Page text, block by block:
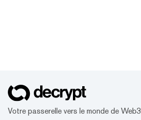
Votre passerelle vers le monde de Web3